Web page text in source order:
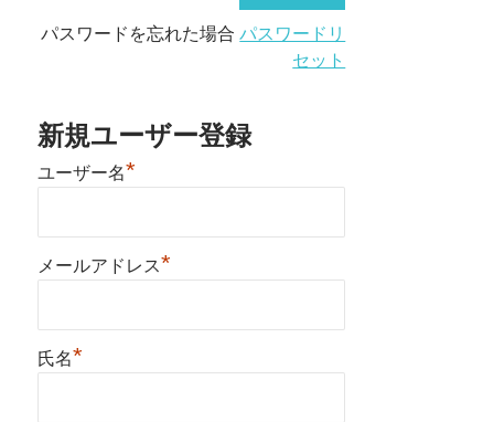
パスワードを忘れた場合パスワードリ
セット
新規ユーザー登録
ユーザー名*
メールアドレス*
氏名*